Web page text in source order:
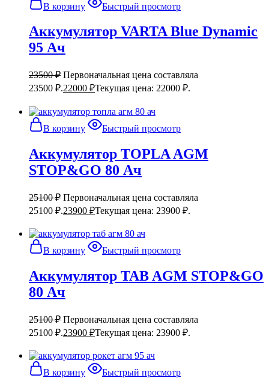
В корзину Быстрый просмотр
Аккумулятор VARTA Blue Dynamic
95 Ач
23500₽ Первоначальная цена составляла
23500 ₽.22000 ₽Текущая цена: 22000 ₽.
В корзину Быстрый просмотр
Аккумулятор TOPLA AGM
STOP&GO 80 Ач
25100₽ Первоначальная цена составляла
25100 ₽.23900 ₽Текущая цена: 23900 ₽.
В корзину Быстрый просмотр
Аккумулятор TAB AGM STOP&GO
80 Ач
25100₽ Первоначальная цена составляла
25100 ₽.23900 ₽Текущая цена: 23900 ₽.
В корзину Быстрый просмотр